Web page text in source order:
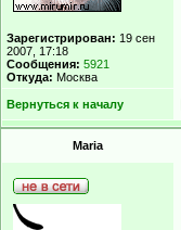
Зарегистрирован: 19 сен
2007, 17:18
Сообщения: 5921
Откуда: Москва
Вернуться к началу
Maria